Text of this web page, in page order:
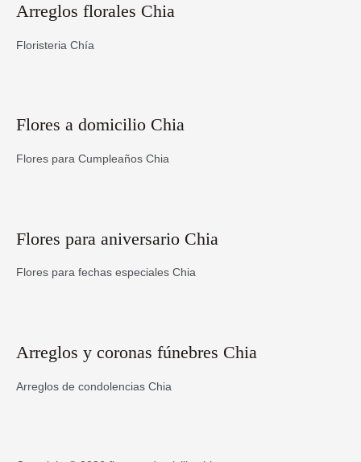
Arreglos florales Chia
Floristeria Chía
Flores a domicilio Chia
Flores para Cumpleaños Chia
Flores para aniversario Chia
Flores para fechas especiales Chia
Arreglos y coronas fúnebres Chia
Arreglos de condolencias Chia